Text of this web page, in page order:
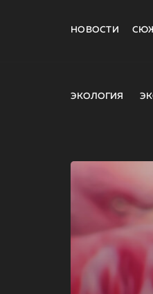
НОВОСТИ
ЭКОЛОГИЯ